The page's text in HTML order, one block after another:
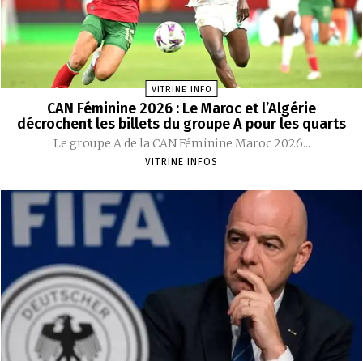
VITRINE INFO
CAN Féminine 2026 : Le Maroc et l’Algérie
décrochent les billets du groupe A pour les quarts
Le groupe A de la CAN Féminine Maroc 2026...
VITRINE INFOS